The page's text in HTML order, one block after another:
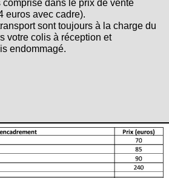
comprise dans le prix de vente
euros avec cadre).
sont toujours à la charge du
votre colis à réception et
endommagé.